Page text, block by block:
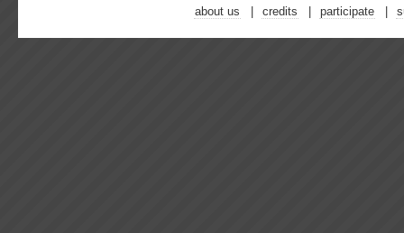
about us credits participate